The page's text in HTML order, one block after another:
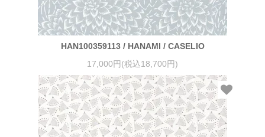
HAN100359113 / HANAMI / CASELIO
17,000円(税込18,700円)